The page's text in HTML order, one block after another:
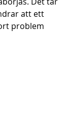
att ett
problem